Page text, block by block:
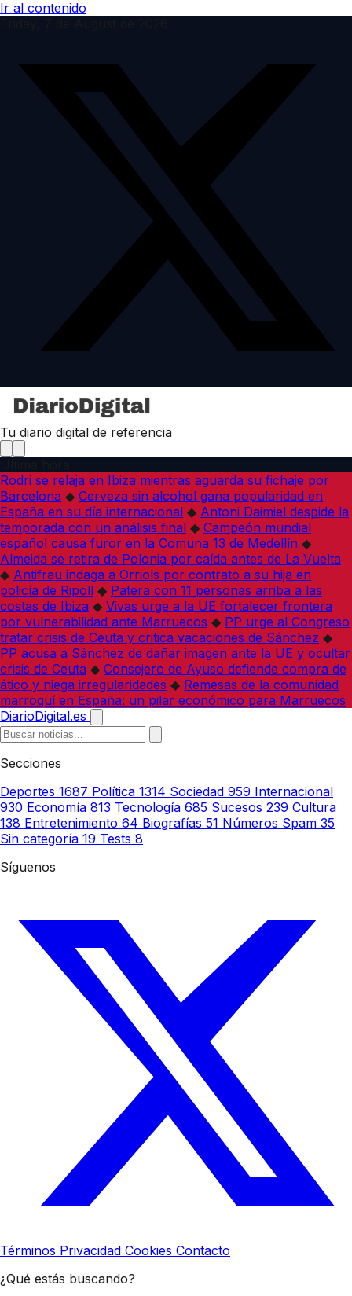
Ir al contenido
Tu diario digital de referencia
Rodri se relaja en Ibiza mientras aguarda su fichaje por
Barcelona ◆ Cerveza sin alcohol gana popularidad en
España en su día internacional ◆ Antoni Daimiel despide la
temporada con un análisis final ◆ Campeón mundial
español causa furor en la Comuna 13 de Medellín ◆
Almeida se retira de Polonia por caída antes de La Vuelta
◆ Antifrau indaga a Orriols por contrato a su hija en
policía de Ripoll ◆ Patera con 11 personas arriba a las
costas de Ibiza ◆ Vivas urge a la UE fortalecer frontera
por vulnerabilidad ante Marruecos ◆ PP urge al Congreso
tratar crisis de Ceuta y critica vacaciones de Sánchez ◆
PP acusa a Sánchez de dañar imagen ante la UE y ocultar
crisis de Ceuta ◆ Consejero de Ayuso defiende compra de
ático y niega irregularidades ◆ Remesas de la comunidad
marroquí en España: un pilar económico para Marruecos
DiarioDigital.es
Secciones
Deportes 1687 Política 1314 Sociedad 959 Internacional
930 Economía 813 Tecnología 685 Sucesos 239 Cultura
138 Entretenimiento 64 Biografías 51 Números Spam 35
Sin categoría 19 Tests 8
Síguenos
Términos Privacidad Cookies Contacto
¿Qué estás buscando?